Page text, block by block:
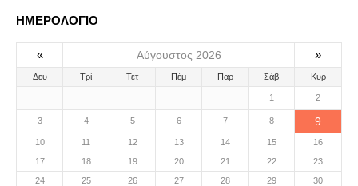
ΗΜΕΡΟΛΟΓΙΟ
« Αύγουστος 2026 »
Δευ Τρί Τετ Πέμ Παρ Σάβ Κυρ
1 2
3 4 5 6 7 8 9
10 11 12 13 14 15
16
17
18 19 20 21 22
23
24
25 26 27 28 29 30